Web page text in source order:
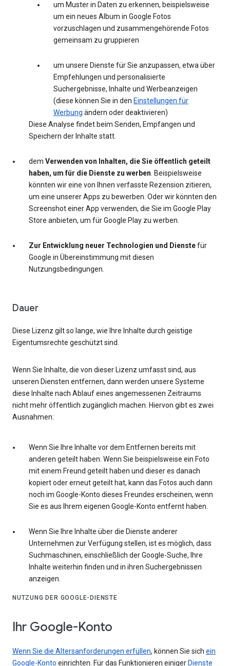
um Muster in Daten zu erkennen, beispielsweise
um ein neues Album in Google Fotos
vorzuschlagen und zusammengehörende Fotos
gemeinsam zu gruppieren
um unsere Dienste für Sie anzupassen, etwa über
Empfehlungen und personalisierte
Suchergebnisse, Inhalte und Werbeanzeigen
(diese können Sie in den Einstellungen für
Werbung ändern oder deaktivieren)
Diese Analyse findet beim Senden, Empfangen und
Speichern der Inhalte statt.
dem Verwenden von Inhalten, die Sie öffentlich geteilt
haben, um für die Dienste zu werben. Beispielsweise
könnten wir eine von Ihnen verfasste Rezension zitieren,
um eine unserer Apps zu bewerben. Oder wir könnten den
Screenshot einer App verwenden, die Sie im Google Play
Store anbieten, um für Google Play zu werben.
Zur Entwicklung neuer Technologien und Dienstefür
Google in Übereinstimmung mit diesen
Nutzungsbedingungen.
Dauer
Diese Lizenz gilt so lange, wie Ihre Inhalte durch geistige
Eigentumsrechte geschützt sind.
Wenn Sie Inhalte, die von dieser Lizenz umfasst sind, aus
unseren Diensten entfernen, dann werden unsere Systeme
diese Inhalte nach Ablauf eines angemessenen Zeitraums
nicht mehr öffentlich zugänglich machen. Hiervon gibt es zwei
Ausnahmen:
Wenn Sie Ihre Inhalte vor dem Entfernen bereits mit
anderen geteilt haben. Wenn Sie beispielsweise ein Foto
mit einem Freund geteilt haben und dieser es danach
kopiert oder erneut geteilt hat, kann das Fotos auch dann
noch im Google-Konto dieses Freundes erscheinen, wenn
Sie es aus Ihrem eigenen Google-Konto entfernt haben.
Wenn Sie Ihre Inhalte über die Dienste anderer
Unternehmen zur Verfügung stellen, ist es möglich, dass
Suchmaschinen, einschließlich der Google-Suche, Ihre
Inhalte weiterhin finden und in ihren Suchergebnissen
anzeigen.
NUTZUNG DER GOOGLE-DIENSTE
Ihr Google-Konto
Wenn Sie die Altersanforderungen erfüllen, können Sie sich ein
Google-Konto einrichten. Für das Funktionieren einiger Dienste